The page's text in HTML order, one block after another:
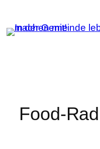
Inhalt
springen
Food-